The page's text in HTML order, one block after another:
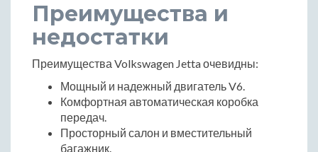
Преимущества и
недостатки
Преимущества Volkswagen Jetta очевидны:
Мощный и надежный двигатель V6.
Комфортная автоматическая коробка
передач.
Просторный салон и вместительный
багажник.